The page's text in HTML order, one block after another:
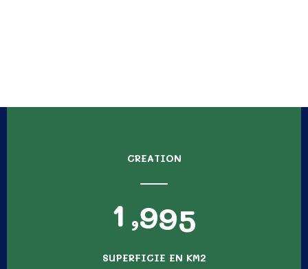
CREATION
1 ,995
SUPERFICIE EN KM2